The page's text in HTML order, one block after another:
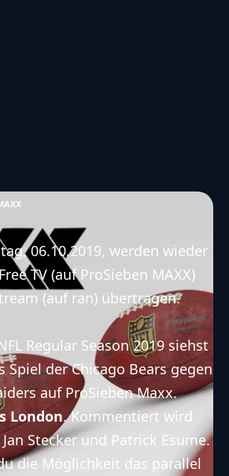
06.10.2019, werden wieder
TV (auf ProSieben MAXX)
(auf ran) übertragen.
Regular Season 2019 siehst
Spiel derChicago Bearsgegen
auf ProSieben Maxx.
London. Kommentiert wird
Stecker und Patrick Esume.
die Möglichkeit das parallel